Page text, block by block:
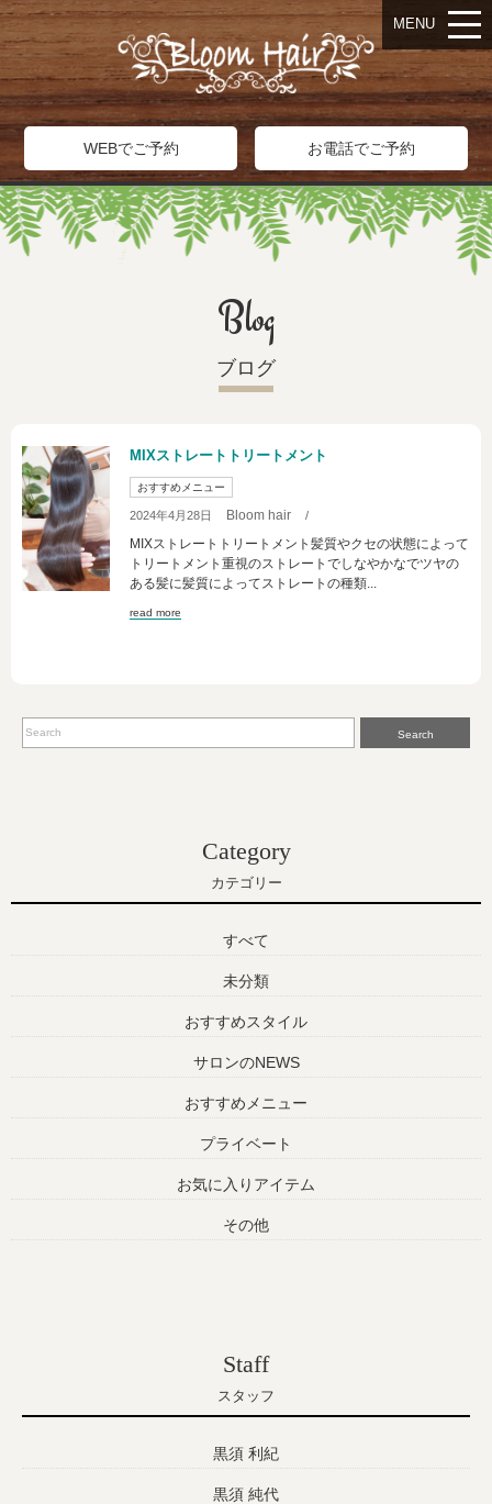
WEBでご予約 お電話でご予約
MENU
Blog
ブログ
MIXストレートトリートメント
おすすめメニュー
2024年4月28日 Bloom hair /
MIXストレートトリートメント髪質やクセの状態によって
トリートメント重視のストレートでしなやかなでツヤの
ある髪に髪質によってストレートの種類...
read more
Search
Category
カテゴリー
すべて
未分類
おすすめスタイル
サロンのNEWS
おすすめメニュー
プライベート
お気に入りアイテム
その他
Staff
スタッフ
黒須 利紀
黒須 純代